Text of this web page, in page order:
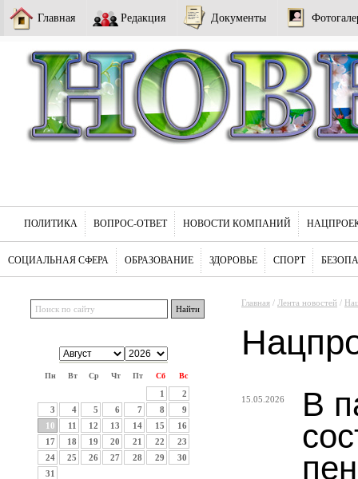
Главная Редакция Документы
ПОЛИТИКА ВОПРОС-ОТВЕТ НОВОСТИ КОМПАНИЙ
СОЦИАЛЬНАЯ СФЕРА ОБРАЗОВАНИЕ ЗДОРОВЬЕ СПОРТ
Пн Вт Ср Чт Пт Сб Вс
1
2
3
4 5 6 7 8
9
10
11 12 13 14 15
16
17
18 19 20 21 22
23
24
25 26 27 28 29
30
31
Главная / Лента новостей /
15.05.2026
В